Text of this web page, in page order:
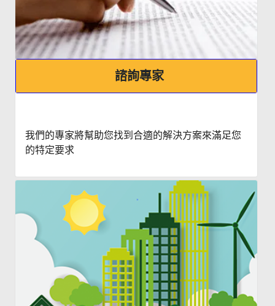
諮詢專家
我們的專家將幫助您找到合適的解決方案來滿足您
的特定要求